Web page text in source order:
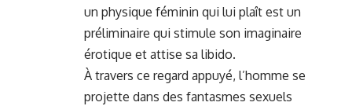
un physique féminin qui lui plaît est un
préliminaire qui stimule son imaginaire
érotique et attise sa libido.
À travers ce regard appuyé, l’homme se
projette dans des fantasmes sexuels